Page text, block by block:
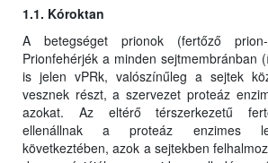
1.1. Kóroktan
A betegséget prionok (fertőző prion-
Prionfehérjék a minden sejtmembránban
is jelen vPRk, valószínűleg a sejtek
vesznek részt, a szervezet proteáz
azokat. Az eltérő térszerkezetű
ellenállnak a proteáz enzimes
következtében, azok a sejtekben